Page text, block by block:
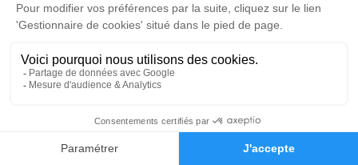
Faire-part Hommages
Je rends hommage
Cérémonie civile
Crématorium d'Esvres d'Esvres-sur-Indre
Rue des Landes